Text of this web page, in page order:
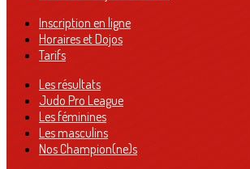
Inscription en ligne
Horaires et Dojos
Tarifs
Les résultats
Judo Pro League
Les féminines
Les masculins
Nos Champion(ne)s